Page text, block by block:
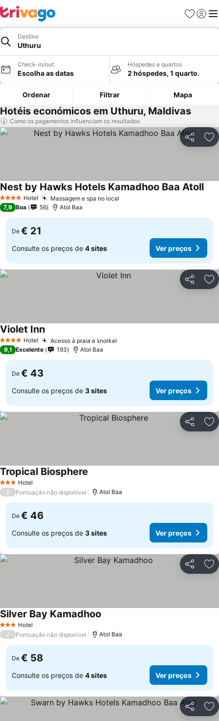
Favoritos
Iniciar
Destino
Uthuru
Check-in/out
Escolha as datas
Hóspedes e quartos
2 hóspedes, 1 quarto.
Ordenar Filtrar Mapa
Hotéis económicos em Uthuru, Maldivas
Como os pagamentos influenciam os resultados
Partilhar
4 EstrelasHotel Massagem e spa no local
Nest by Hawks Hotels Kamadhoo Baa AtollVer
7,9 Boa 56 Atol Baa
De € 21
Consulte os preços de 4 sites Ver preços
Partilhar
4 EstrelasHotel Acesso à praia e snorkel
Violet InnVer preços
9,1 Excelente 193 Atol Baa
De € 43
Consulte os preços de 3 sites Ver preços
Partilhar
3 EstrelasHotel
Tropical Biosphere
/ Pontuação não disponível Atol Baa
De € 46
Consulte os preços de 3 sites Ver preços
Partilhar
3 EstrelasHotel
Silver Bay Kamadhoo
/ Pontuação não disponível Atol Baa
De € 58
Consulte os preços de 4 sites Ver preços
Partilhar